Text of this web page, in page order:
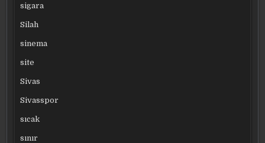
sigara
Silah
sinema
site
Sivas
Sivasspor
sıcak
sınır